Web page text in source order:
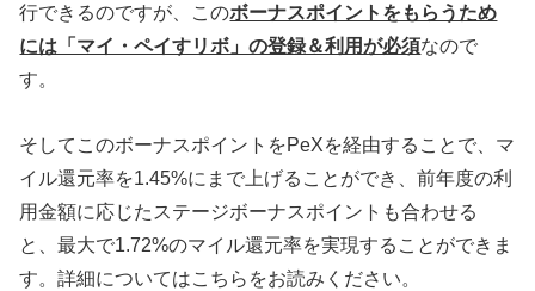
行できるのですが、このボーナスポイントをもらうため
には「マイ・ペイすリボ」の登録＆利用が必須なので
す。
そしてこのボーナスポイントをPeXを経由することで、マ
イル還元率を1.45%にまで上げることができ、前年度の利
用金額に応じたステージボーナスポイントも合わせる
と、最大で1.72%のマイル還元率を実現することができま
す。詳細についてはこちらをお読みください。